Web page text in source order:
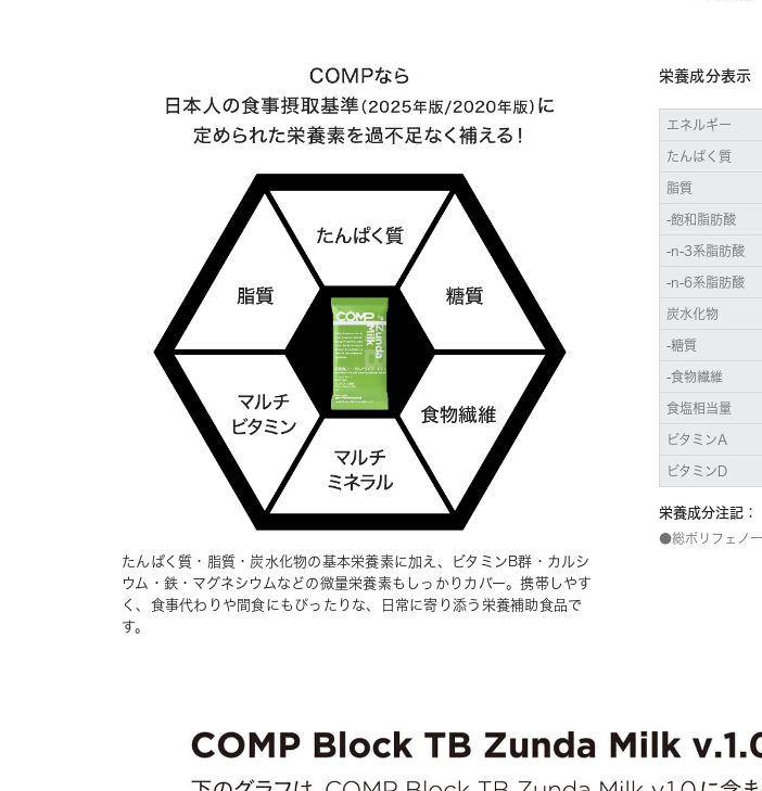
たんぱく質・脂質・炭水化物の基本栄養素に加え、ビタミンB群・カルシ
ウム・鉄・マグネシウムなどの微量栄養素もしっかりカバー。携帯しやす
く、食事代わりや間食にもぴったりな、日常に寄り添う栄養補助食品で
す。
栄養成分表示
エネルギー
たんぱく質
脂質
-飽和脂肪酸
-n-3系脂肪酸
-n-6系脂肪酸
炭水化物
-糖質
-食物繊維
食塩相当量
ビタミンA
ビタミンD
栄養成分注記：
●総ポリフェノ